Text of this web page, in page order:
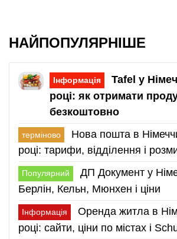
НАЙПОПУЛЯРНІШЕ
Інформація
Tafel у
році: як отримати
безкоштовно
терміново
Нова пошта в
році: тарифи, відділення і
Популярний
ДП Документ у
Берлін, Кельн, Мюнхен і ціни
Інформація
Оренда житла в
році: сайти, ціни по містах і